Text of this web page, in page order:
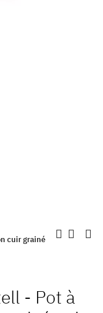
cuir grainé
- Pot à